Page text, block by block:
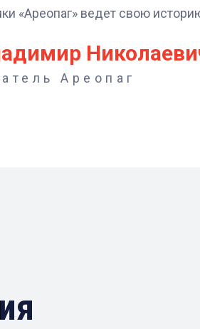
«Ареопаг» ведет свою
Ареопаг